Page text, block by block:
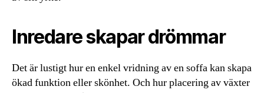
Inredare skapar drömmar
Det är lustigt hur en enkel vridning av en soffa kan skapa
ökad funktion eller skönhet. Och hur placering av växter